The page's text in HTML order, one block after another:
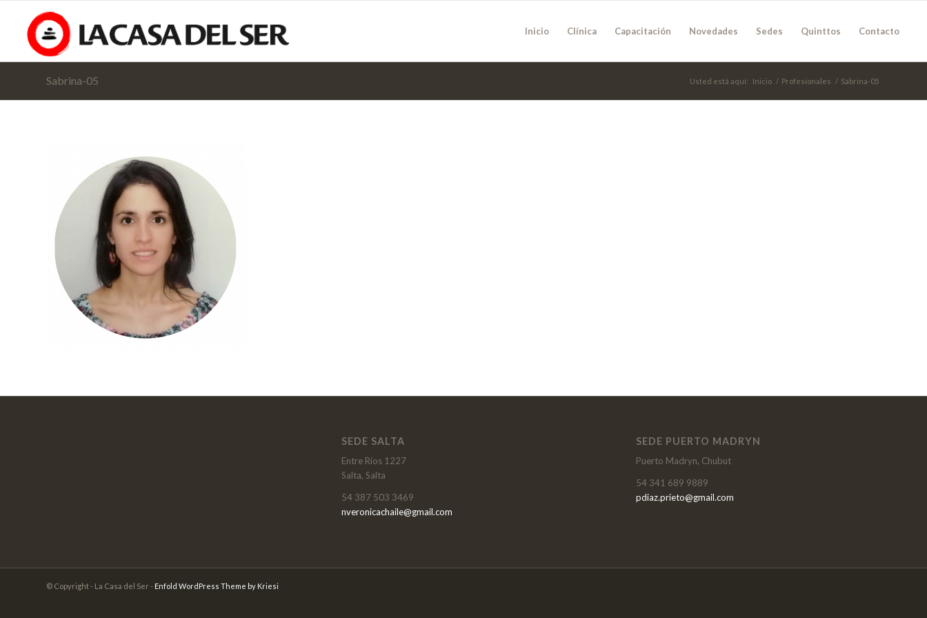
Inicio Clínica Capacitación Novedades Sedes Quinttos Contacto
Sabrina-05 Usted está aquí: Inicio / Profesionales / Sabrina-05
SEDE SALTA
Entre Ríos 1227
Salta, Salta
54 387 503 3469
nveronicachaile@gmail.com
SEDE PUERTO MADRYN
Puerto Madryn, Chubut
54 341 689 9889
pdiaz.prieto@gmail.com
© Copyright - La Casa del Ser - Enfold WordPress Theme by Kriesi